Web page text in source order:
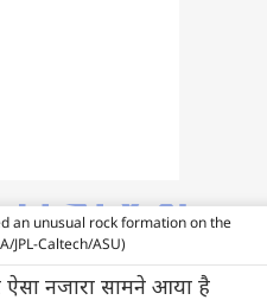
an unusual rock formation on the
JPL-Caltech/ASU)
ऐसा नजारा सामने आया है